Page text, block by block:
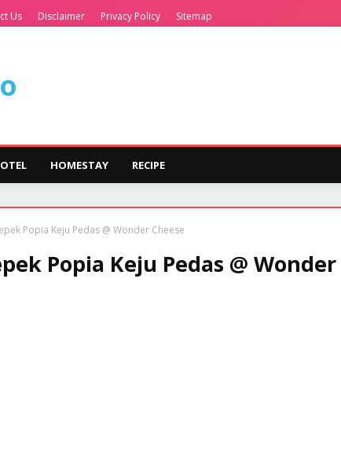
Us Disclaimer Privacy Policy Sitemap
HOMESTAY RECIPE
Popia Keju Pedas @ Wonder Cheese
Popia Keju Pedas @ Wonder